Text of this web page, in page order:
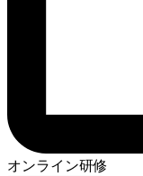
オンライン研修